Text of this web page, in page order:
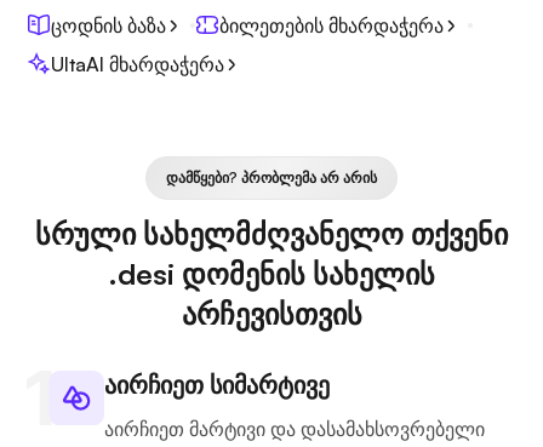
ცოდნის ბაზა
ბილეთების მხარდაჭერა
UltaAI მხარდაჭერა
ᲓᲐᲛᲬᲧᲔᲑᲘ? ᲞᲠᲝᲑᲚᲔᲛᲐ ᲐᲠ ᲐᲠᲘᲡ
სრული სახელმძღვანელო თქვენი
.desi დომენის სახელის
არჩევისთვის
აირჩიეთ სიმარტივე
აირჩიეთ მარტივი და დასამახსოვრებელი